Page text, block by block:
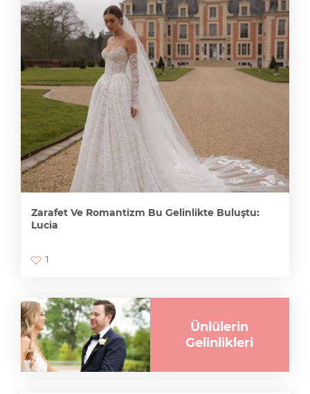
Zarafet Ve Romantizm Bu Gelinlikte Buluştu:
Lucia
1
Ünlülerin
Gelinlikleri